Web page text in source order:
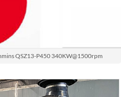
QSZ13-P450 340KW@1500rpm